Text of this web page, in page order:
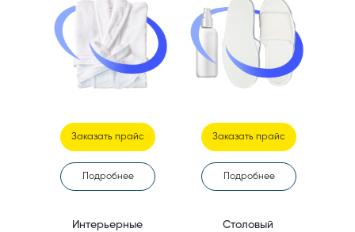
Заказать прайс
Подробнее
Заказать прайс
Подробнее
Интерьерные
Столовый